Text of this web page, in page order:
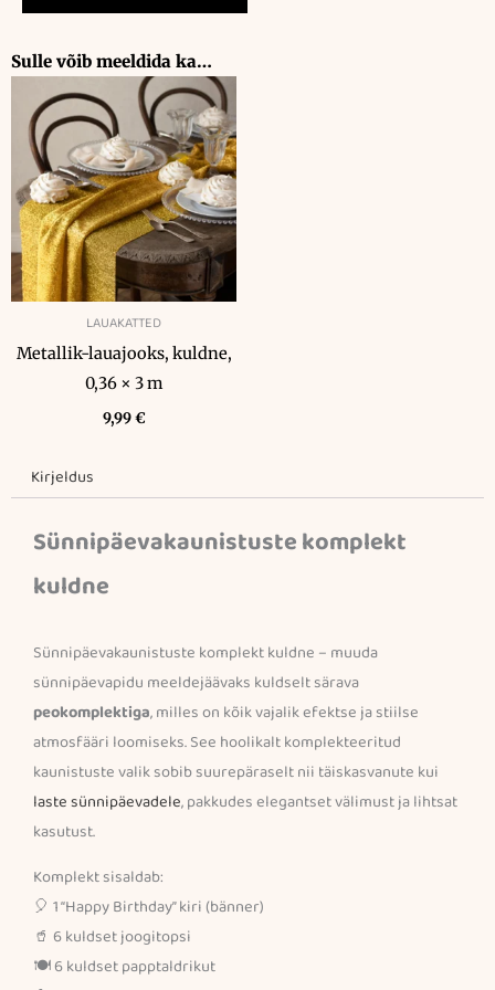
Sulle võib meeldida ka…
LAUAKATTED
Metallik-lauajooks, kuldne,
0,36 × 3 m
9,99€
Kirjeldus
Sünnipäevakaunistuste komplekt
kuldne
Sünnipäevakaunistuste komplekt kuldne – muuda
sünnipäevapidu meeldejäävaks kuldselt särava
peokomplektiga, milles on kõik vajalik efektse ja stiilse
atmosfääri loomiseks. See hoolikalt komplekteeritud
kaunistuste valik sobib suurepäraselt nii täiskasvanute kui
laste sünnipäevadele, pakkudes elegantset välimust ja lihtsat
kasutust.
Komplekt sisaldab:
🎈 1 “Happy Birthday” kiri (bänner)
🥤 6 kuldset joogitopsi
🍽️ 6 kuldset papptaldrikut